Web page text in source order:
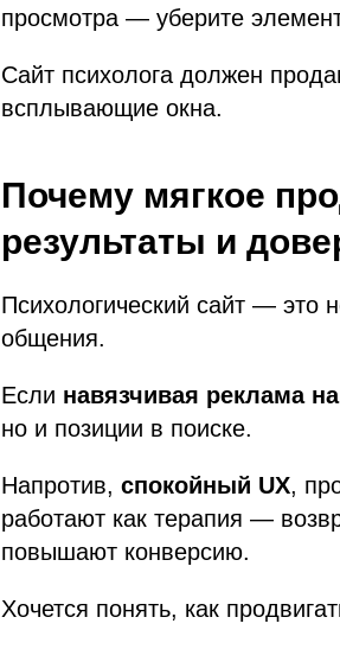
просмотра — уберите
Сайт психолога должен
всплывающие окна.
Почему мягкое
результаты и
Психологический сайт — это
общения.
Если навязчивая реклама
но и позиции в поиске.
Напротив, спокойный UX,
работают как терапия —
повышают конверсию.
Хочется понять, как